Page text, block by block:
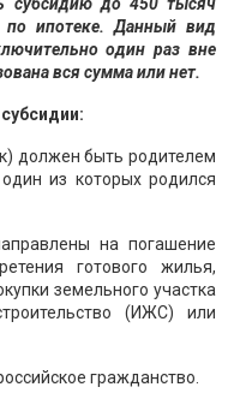
по ипотеке. Данный вид
один раз вне
вся сумма или нет.
должен быть родителем
из которых родился
на погашение
готового жилья,
земельного участка
(ИЖС) или
гражданство.